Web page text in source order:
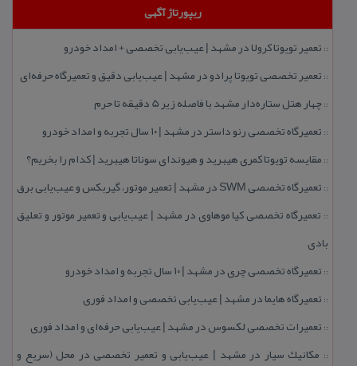
ریپورتاژ آگهی
:: تعمیر تویوتا كرولا در مشهد | عیب‌یابی تخصصی + امداد خودرو
:: تعمیر تخصصی تویوتا پرادو در مشهد | عیب‌یابی دقیق و تعمیرگاه حرفه‌ای
::چهار هتل‌ ستاره‌دار مشهد با فاصله زیر 5 دقیقه تا حرم
:: تعمیرگاه تخصصی رنو داستر در مشهد | ۱۰ سال تجربه و امداد خودرو
:: مقایسه تویوتا كمری هیبرید و هیوندای سوناتا هیبرید | كدام را بخریم؟
:: تعمیرگاه تخصصی SWM در مشهد | تعمیر موتور، گیربكس و عیب‌یابی برق
:: تعمیرگاه تخصصی كیا موهاوی در مشهد | عیب‌یابی و تعمیر موتور و تعلیق
بادی
:: تعمیرگاه تخصصی چری در مشهد | ۱۰ سال تجربه و امداد خودرو
:: تعمیرگاه هایما در مشهد | عیب‌یابی تخصصی و امداد فوری
:: تعمیرات تخصصی لكسوس در مشهد | عیب‌یابی حرفه‌ای و امداد فوری
:: مكانیك سیار در مشهد | عیب‌یابی و تعمیر تخصصی در محل (سریع و